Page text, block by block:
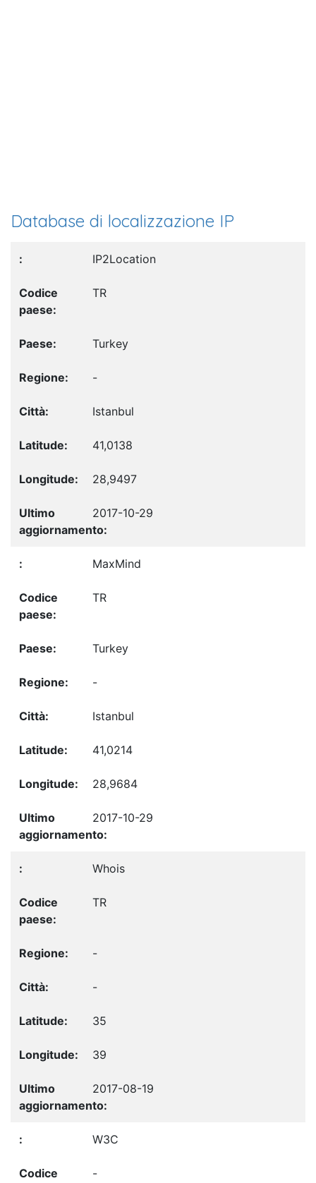
Database di localizzazione IP
IP2Location
TR
Turkey
-
Istanbul
41,0138
28,9497
2017-10-29
MaxMind
TR
Turkey
-
Istanbul
41,0214
28,9684
2017-10-29
Whois
TR
-
-
35
39
2017-08-19
W3C
-